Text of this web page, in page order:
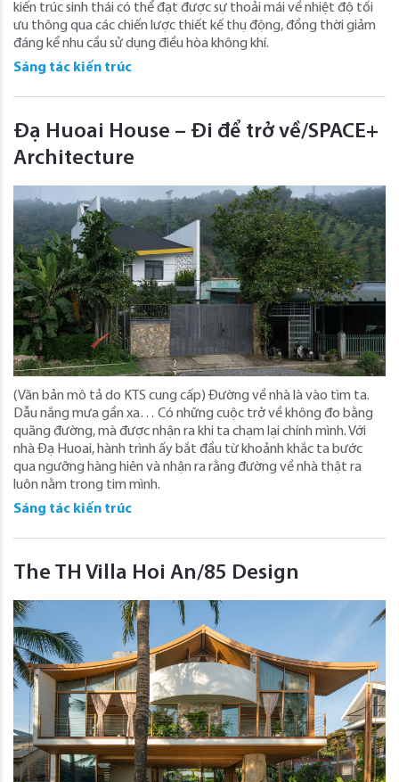
kiến ​​trúc sinh thái có thể đạt được sự thoải mái về nhiệt độ tối
ưu thông qua các chiến lược thiết kế thụ động, đồng thời giảm
đáng kể nhu cầu sử dụng điều hòa không khí.
Sáng tác kiến trúc
Đạ Huoai House – Đi để trở về/SPACE+
Architecture
(Văn bản mô tả do KTS cung cấp) Đường về nhà là vào tìm ta.
Dẫu nắng mưa gần xa… Có những cuộc trở về không đo bằng
quãng đường, mà được nhận ra khi ta chạm lại chính mình. Với
nhà Đạ Huoai, hành trình ấy bắt đầu từ khoảnh khắc ta bước
qua ngưỡng hàng hiên và nhận ra rằng đường về nhà thật ra
luôn nằm trong tim mình.
Sáng tác kiến trúc
The TH Villa Hoi An/85 Design